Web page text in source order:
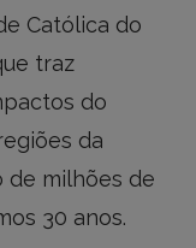
Católica do
traz
do
da
de milhões de
30 anos.